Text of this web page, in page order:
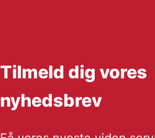
Tilmeld dig vores
nyhedsbrev